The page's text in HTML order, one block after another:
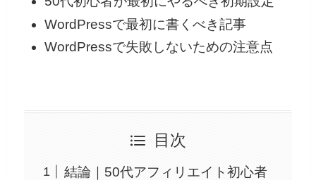
WordPressで最初に書くべき記事
WordPressで失敗しないための注意点
目次
結論｜50代アフィリエイト初心者